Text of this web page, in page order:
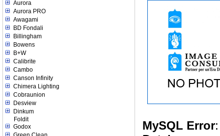
Aurora
Aurora PRO
Awagami
BD Fondali
Billingham
Bowens
B+W
Calibrite
Cambo
Canson Infinity
Chimera Lighting
Cobraunion
Desview
Dinkum
Foldit
Godox
MySQL Error